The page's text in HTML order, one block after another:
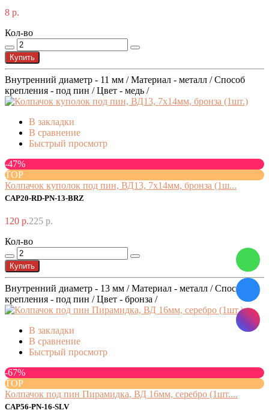
8 р.
Кол-во
Купить
Внутренний диаметр - 11 мм / Материал - металл / Способ
крепления - под пин / Цвет - медь /
В закладки
В сравнение
Быстрый просмотр
-47%
TOP
Колпачок куполок под пин, ВД13, 7х14мм, бронза (1ш...
CAP20-RD-PN-13-BRZ
120 р.225 р.
Кол-во
Купить
Внутренний диаметр - 13 мм / Материал - металл / Способ
крепления - под пин / Цвет - бронза /
В закладки
В сравнение
Быстрый просмотр
-67%
TOP
Колпачок под пин Пирамидка, ВД 16мм, серебро (1шт....
CAP56-PN-16-SLV